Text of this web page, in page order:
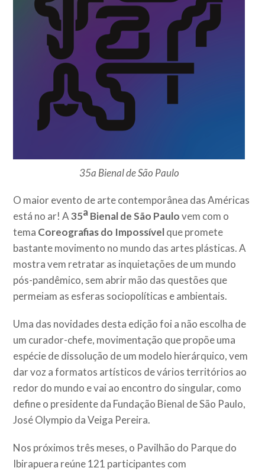
35a Bienal de São Paulo
O maior evento de arte contemporânea das Américas
está no ar! A35aBienal de São Paulovem com o
tema Coreografias do Impossívelque promete
bastante movimento no mundo das artes plásticas. A
mostra vem retratar as inquietações de um mundo
pós-pandêmico, sem abrir mão das questões que
permeiam as esferas sociopolíticas e ambientais.
Uma das novidades desta edição foi a não escolha de
um curador-chefe, movimentação que propõe uma
espécie de dissolução de um modelo hierárquico, vem
dar voz a formatos artísticos de vários territórios ao
redor do mundo e vai ao encontro do singular, como
define o presidente da Fundação Bienal de São Paulo,
José Olympio da Veiga Pereira.
Nos próximos três meses, o Pavilhão do Parque do
Ibirapuera reúne 121 participantes com